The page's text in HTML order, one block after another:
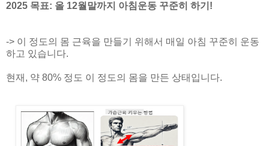
2025 목표: 올 12월말까지 아침운동 꾸준히 하기!
-> 이 정도의 몸 근육을 만들기 위해서 매일 아침 꾸준히 운동
하고 있습니다.
현재, 약 80% 정도 이 정도의 몸을 만든 상태입니다.